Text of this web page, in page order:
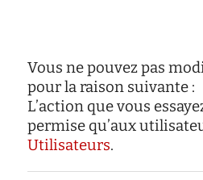
équipes
international
actualités
contact
la
réussite
inclusif
réseaux
sites
Vous ne pouvez pas
pour la raison suivante :
L’action que vous
permise qu’aux
Utilisateurs.